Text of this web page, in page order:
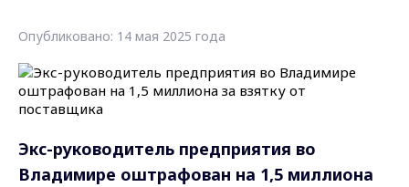
Опубликовано: 14 мая 2025 года
Экс-руководитель предприятия во
Владимире оштрафован на 1,5 миллиона